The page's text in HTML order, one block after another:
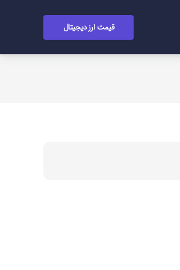
قیمت ارز دیجیتال